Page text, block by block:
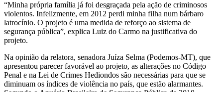
“Minha própria família já foi desgraçada pela ação de criminosos
violentos. Infelizmente, em 2012 perdi minha filha num bárbaro
latrocínio. O projeto é uma medida de reforço ao sistema de
segurança pública”, explica Luiz do Carmo na justificativa do
projeto.
Na opinião da relatora, senadora Juíza Selma (Podemos-MT), que
apresentou parecer favorável ao projeto, as alterações no Código
Penal e na Lei de Crimes Hediondos são necessárias para que se
diminuam os índices de violência no país, que estão alarmantes.